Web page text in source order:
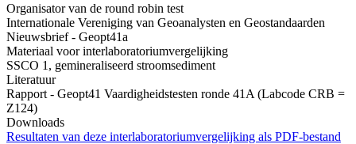
Organisator van de round robin test
Internationale Vereniging van Geoanalysten en Geostandaarden
Nieuwsbrief - Geopt41a
Materiaal voor interlaboratoriumvergelijking
SSCO 1, gemineraliseerd stroomsediment
Literatuur
Rapport - Geopt41 Vaardigheidstesten ronde 41A (Labcode CRB =
Z124)
Downloads
Resultaten van deze interlaboratoriumvergelijking als PDF-bestand